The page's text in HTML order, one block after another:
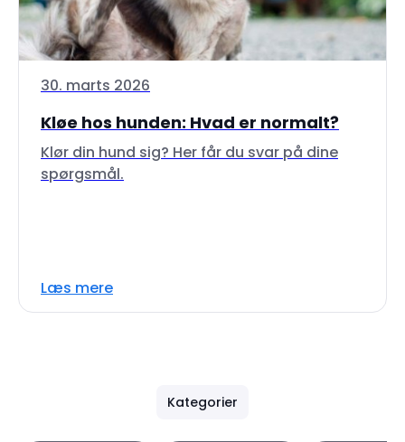
30. marts 2026
Kløe hos hunden: Hvad er normalt?
Klør din hund sig? Her får du svar på dine
spørgsmål.
Læs mere
Kategorier